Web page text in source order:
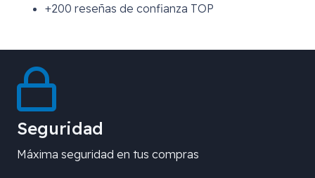
+200 reseñas de confianza TOP
Seguridad
Máxima seguridad en tus compras